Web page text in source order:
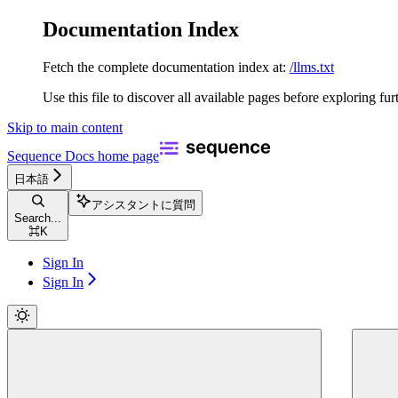
Documentation Index
Fetch the complete documentation index at: /llms.txt
Use this file to discover all available pages before exploring
Skip to main content
Sequence Docs home page
日本語
Search...
⌘K
アシスタントに質問
Sign In
Sign In